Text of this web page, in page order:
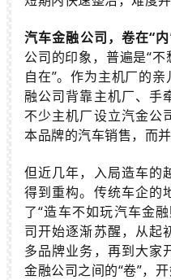
汽车金融公司，卷在“内
公司的印象，普遍是“
自在”。作为主机厂的
融公司背靠主机厂、手
不少主机厂设立汽金公
本品牌的汽车销售，而
但近几年，入局造车的
得到重构。传统车企的
了“造车不如玩汽车金
司开始逐渐苏醒，从起
多品牌业务，再到大家
金融公司之间的“卷”，开